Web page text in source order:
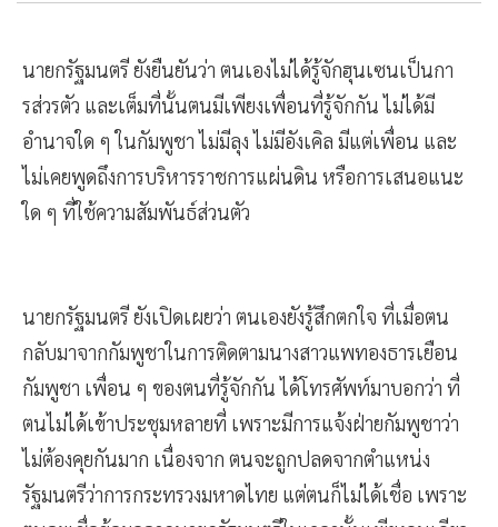
นายกรัฐมนตรี ยังยืนยันว่า ตนเองไม่ได้รู้จักฮุนเซนเป็นกา
รส่วรตัว และเต็มที่นั้นตนมีเพียงเพื่อนที่รู้จักกัน ไม่ได้มี
อำนาจใด ๆ ในกัมพูชา ไม่มีลุง ไม่มีอังเคิล มีแต่เพื่อน และ
ไม่เคยพูดถึงการบริหารราชการแผ่นดิน หรือการเสนอแนะ
ใด ๆ ที่ใช้ความสัมพันธ์ส่วนตัว
นายกรัฐมนตรี ยังเปิดเผยว่า ตนเองยังรู้สึกตกใจ ที่เมื่อตน
กลับมาจากกัมพูชาในการติดตามนางสาวแพทองธารเยือน
กัมพูชา เพื่อน ๆ ของตนที่รู้จักกัน ได้โทรศัพท์มาบอกว่า ที่
ตนไม่ได้เข้าประชุมหลายที่ เพราะมีการแจ้งฝ่ายกัมพูชาว่า
ไม่ต้องคุยกันมาก เนื่องจาก ตนจะถูกปลดจากตำแหน่ง
รัฐมนตรีว่าการกระทรวงมหาดไทย แต่ตนก็ไม่ได้เชื่อ เพราะ